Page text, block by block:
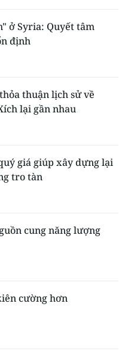
ở Syria: Quyết tâm
định
thuận lịch sử về
lại gần nhau
giá giúp xây dựng lại
tro tàn
cung năng lượng
cường hơn